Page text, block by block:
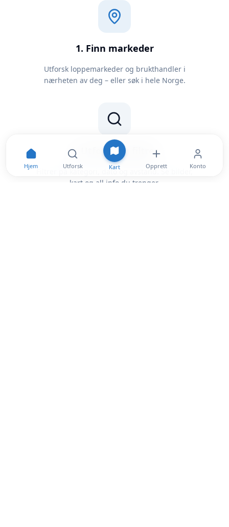
1. Finn markeder
Utforsk loppemarkeder og brukthandler i
nærheten av deg – eller søk i hele Norge.
2. Utforsk og filtrer
Filtrer på kategori, dato og avstand. Se bilder,
kart og all info du trenger.
Hjem Utforsk Kart Opprett Konto